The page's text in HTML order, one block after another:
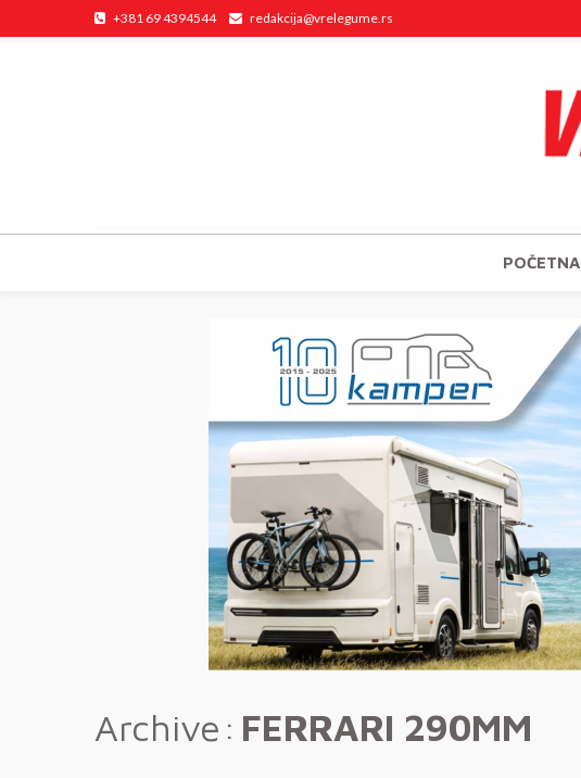
+381 69 4394544 redakcija@vrelegume.rs
POČETNA
Archive FERRARI 290MM